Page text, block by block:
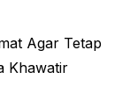
Agar Tetap
Khawatir